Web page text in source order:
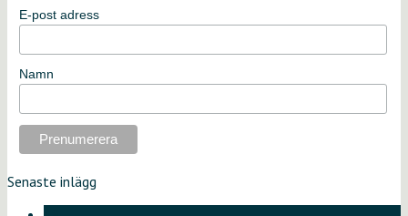
E-post adress
Namn
Senaste inlägg